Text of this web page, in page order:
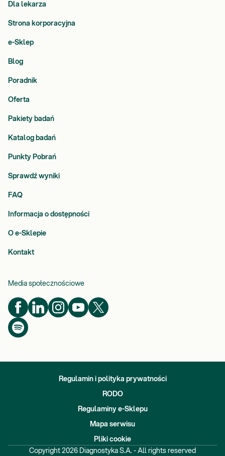
Dla lekarza
Strona korporacyjna
e-Sklep
Blog
Poradnik
Oferta
Pakiety badań
Katalog badań
Punkty Pobrań
Sprawdź wyniki
FAQ
Informacja o dostępności
O e-Sklepie
Kontakt
Media społecznościowe
Regulamin i polityka prywatności
RODO
Regulaminy e-Sklepu
Mapa serwisu
Pliki cookie
Copyright 2026 Diagnostyka S.A. - All rights reserved